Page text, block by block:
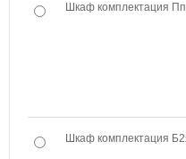
Шкаф комплектация Пп
Шкаф комплектация